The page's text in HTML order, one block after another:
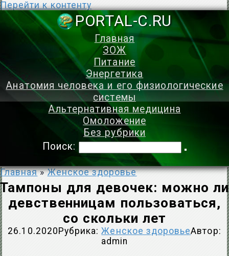
Перейти к контенту
PORTAL-
Главная
ЗОЖ
Питание
Энергетика
Анатомия человека и его физиологические
системы
Альтернативная медицина
Омоложение
Без рубрики
Поиск:
Главная » Женское здоровье
Тампоны для девочек: можно ли
девственницам пользоваться,
со скольки лет
26.10.2020 Рубрика: Женское здоровьеАвтор:
admin